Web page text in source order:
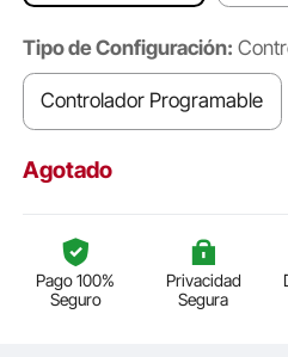
Tipo de Configuración:
Controlador Programable
Agotado
Pago 100%
Seguro
Privacidad
Segura